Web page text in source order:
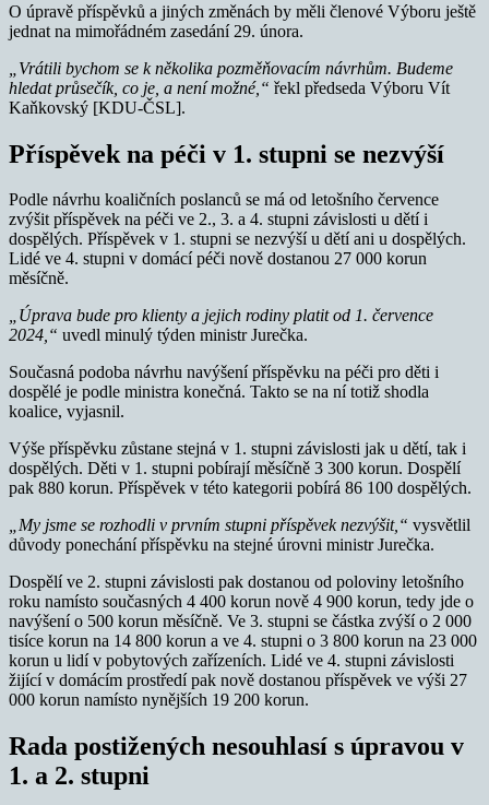
O úpravě příspěvků a jiných změnách by měli členové Výboru ještě
jednat na mimořádném zasedání 29. února.
„Vrátili bychom se k několika pozměňovacím návrhům. Budeme
hledat průsečík, co je, a není možné,“ řekl předseda Výboru Vít
Kaňkovský [KDU-ČSL].
Příspěvek na péči v 1. stupni se nezvýší
Podle návrhu koaličních poslanců se má od letošního července
zvýšit příspěvek na péči ve 2., 3. a 4. stupni závislosti u dětí i
dospělých. Příspěvek v 1. stupni se nezvýší u dětí ani u dospělých.
Lidé ve 4. stupni v domácí péči nově dostanou 27 000 korun
měsíčně.
„Úprava bude pro klienty a jejich rodiny platit od 1. července
2024,“ uvedl minulý týden ministr Jurečka.
Současná podoba návrhu navýšení příspěvku na péči pro děti i
dospělé je podle ministra konečná. Takto se na ní totiž shodla
koalice, vyjasnil.
Výše příspěvku zůstane stejná v 1. stupni závislosti jak u dětí, tak i
dospělých. Děti v 1. stupni pobírají měsíčně 3 300 korun. Dospělí
pak 880 korun. Příspěvek v této kategorii pobírá 86 100 dospělých.
„My jsme se rozhodli v prvním stupni příspěvek nezvýšit,“ vysvětlil
důvody ponechání příspěvku na stejné úrovni ministr Jurečka.
Dospělí ve 2. stupni závislosti pak dostanou od poloviny letošního
roku namísto současných 4 400 korun nově 4 900 korun, tedy jde o
navýšení o 500 korun měsíčně. Ve 3. stupni se částka zvýší o 2 000
tisíce korun na 14 800 korun a ve 4. stupni o 3 800 korun na 23 000
korun u lidí v pobytových zařízeních. Lidé ve 4. stupni závislosti
žijící v domácím prostředí pak nově dostanou příspěvek ve výši 27
000 korun namísto nynějších 19 200 korun.
Rada postižených nesouhlasí s úpravou v
1. a 2. stupni